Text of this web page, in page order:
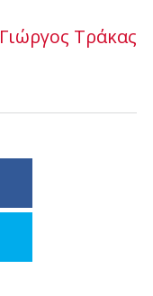
Γιώργος Τράκας